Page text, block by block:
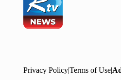
Privacy Policy|Terms of Use|